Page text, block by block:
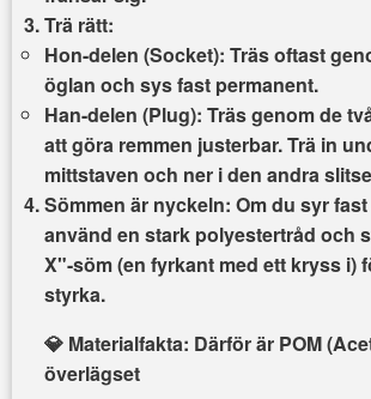
Trä rätt:
Hon-delen (Socket): Träs oftast
öglan och sys fast permanent.
Han-delen (Plug): Träs genom de
att göra remmen justerbar. Trä in
mittstaven och ner i den andra
Sömmen är nyckeln: Om du syr
använd en stark polyestertråd och
X"-söm(en fyrkant med ett kryss i)
styrka.
💎 Materialfakta: Därför är POM
överlägset